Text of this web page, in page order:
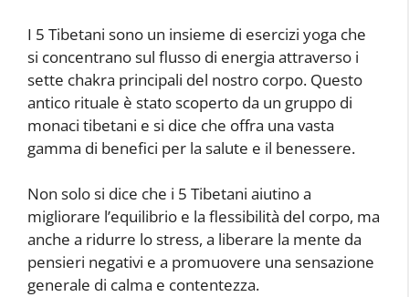
I 5 Tibetani sono un insieme di esercizi yoga che
si concentrano sul flusso di energia attraverso i
sette chakra principali del nostro corpo. Questo
antico rituale è stato scoperto da un gruppo di
monaci tibetani e si dice che offra una vasta
gamma di benefici per la salute e il benessere.
Non solo si dice che i 5 Tibetani aiutino a
migliorare l’equilibrio e la flessibilità del corpo, ma
anche a ridurre lo stress, a liberare la mente da
pensieri negativi e a promuovere una sensazione
generale di calma e contentezza.